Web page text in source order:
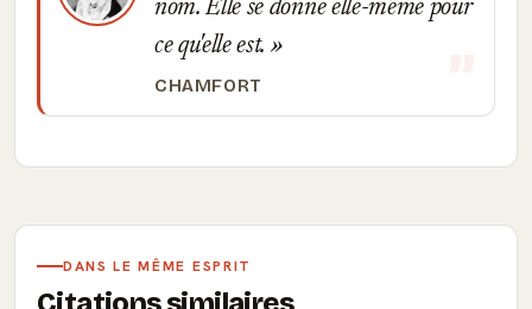
nom. Elle se donne elle-même pour
ce qu'elle est.
CHAMFORT
DANS LE MÊME ESPRIT